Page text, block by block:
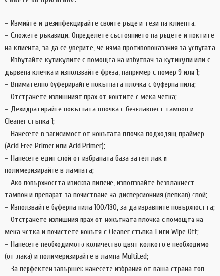
– Измийте и дезинфекцирайте своите ръце и тези на клиента.
– Сложете ръкавици. Определете състоянието на ръцете и ноктите
на клиента, за да се уверите, че няма противопоказания за услугата
– Избутайте кутикулите с помощта на избутвач за кутикули или с
дървена клечка и използвайте фреза, например с номер 9 или 1;
– Внимателно буферирайте нокътната плочка с буферна пила;
– Отстранете излишният прах от ноктите с мека четка;
– Дехидратирайте нокътната плочка с безвлакнест тампон и
Cleaner стъпка 1;
– Нанесете в зависимост от нокътата плочка подходящ праймер
(Acid Free Primer или Acid Primer);
– Нанесете един слой от избраната база за гел лак и
полимеризирайте в лампата;
– Ако повърхността изисква пилене, използвайте безвлакнест
тампон и препарат за почистване на дисперсионния (лепкав) слой;
– Използвайте буферна пила 100/180, за да изравните повърхността;
– Отстранете излишния прах от нокътната плочка с помощта на
мека четка и почистете нокътя с Cleaner стъпка 1 или Wipe Off;
– Нанесете необходимото количество цвят колкото е необходимо
(от лака) и полимеризирайте в лампа MultiLed;
– За перфектен завършек нанесете избрания от ваша страна топ